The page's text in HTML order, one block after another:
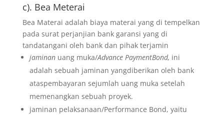
c). Bea Meterai
Bea Materai adalah biaya materai yang di tempelkan
pada surat perjanjian bank garansi yang di
tandatangani oleh bank dan pihak terjamin
jaminan uang muka/Advance PaymentBond, ini
adalah sebuah jaminan yangdiberikan oleh bank
ataspembayaran sejumlah uang muka setelah
memenangkan sebuah proyek.
jaminan pelaksanaan/Performance Bond, yaitu